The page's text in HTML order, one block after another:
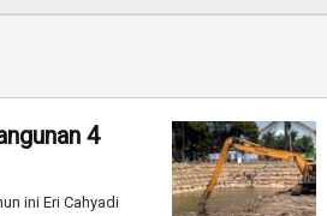
4
ini Eri Cahyadi